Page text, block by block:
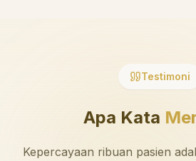
Testimoni
Apa Kata
Kepercayaan ribuan pasien